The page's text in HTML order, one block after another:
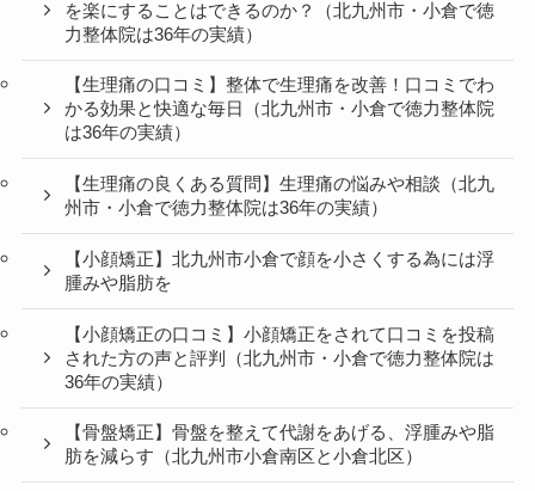
（腰痛の口コミ）北九州市・小倉で徳力整体院は36年
の実績
【生理痛の施術】生理痛を和らげる、軽くする、解消
する施術の北九州市・小倉の徳力整体院
【生理痛のセルフのストレッチ】ストレッチで生理痛
を楽にすることはできるのか？（北九州市・小倉で徳
力整体院は36年の実績）
【生理痛の口コミ】整体で生理痛を改善！口コミでわ
かる効果と快適な毎日（北九州市・小倉で徳力整体院
は36年の実績）
【生理痛の良くある質問】生理痛の悩みや相談（北九
州市・小倉で徳力整体院は36年の実績）
【小顔矯正】北九州市小倉で顔を小さくする為には浮
腫みや脂肪を